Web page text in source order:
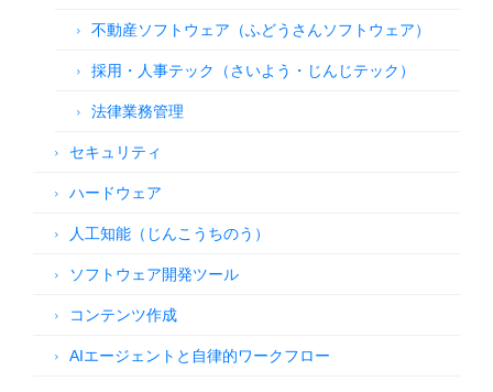
不動産ソフトウェア（ふどうさんソフトウェア）
採用・人事テック（さいよう・じんじテック）
法律業務管理
セキュリティ
ハードウェア
人工知能（じんこうちのう）
ソフトウェア開発ツール
コンテンツ作成
AIエージェントと自律的ワークフロー